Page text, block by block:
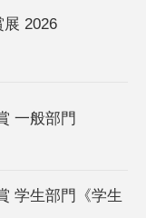
2026
一般部門
学生部門《学生